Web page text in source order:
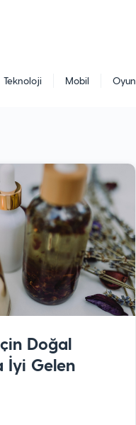
Teknoloji Mobil Oyun
Doğal
İyi Gelen